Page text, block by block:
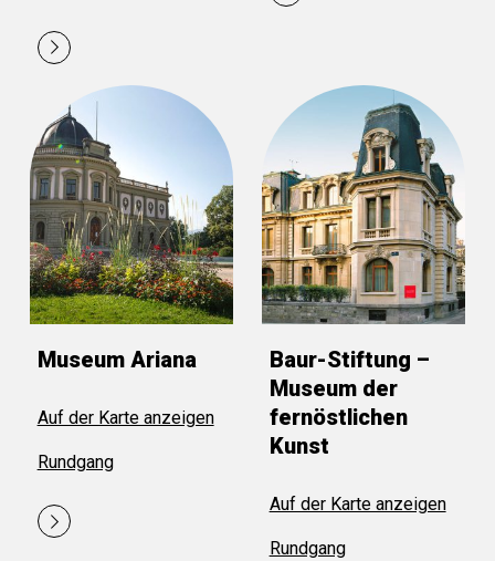
Museum Ariana
Auf der Karte anzeigen
Rundgang
Baur-Stiftung –
Museum der
fernöstlichen
Kunst
Auf der Karte anzeigen
Rundgang